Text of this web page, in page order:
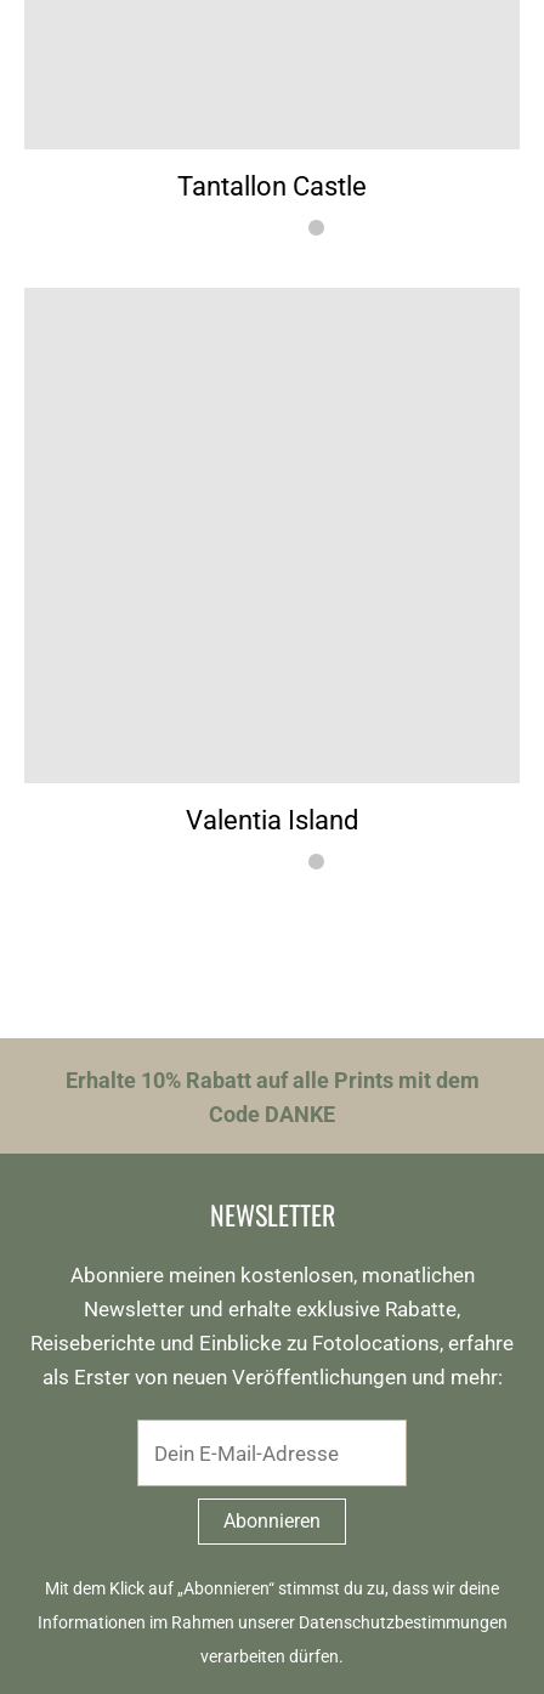
Tantallon Castle
Valentia Island
Erhalte 10% Rabatt auf alle Prints mit dem
Code DANKE
NEWSLETTER
Abonniere meinen kostenlosen, monatlichen
Newsletter und erhalte exklusive Rabatte,
Reiseberichte und Einblicke zu Fotolocations, erfahre
als Erster von neuen Veröffentlichungen und mehr:
Mit dem Klick auf „Abonnieren“ stimmst du zu, dass wir deine
Informationen im Rahmen unserer Datenschutzbestimmungen
verarbeiten dürfen.